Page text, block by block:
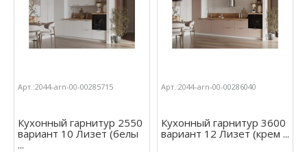
Арт.:2044-arn-00-00285715
Кухонный гарнитур 2550
вариант 10 Лизет (белы
...
Арт.:2044-arn-00-00286040
Кухонный гарнитур 3600
вариант 12 Лизет (крем ...